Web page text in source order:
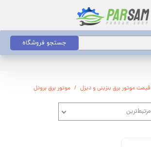
جستجو فروشگاه
قیمت موتور برق بنزینی و دیزل موتور برق برونل
مرتبط‌ترین